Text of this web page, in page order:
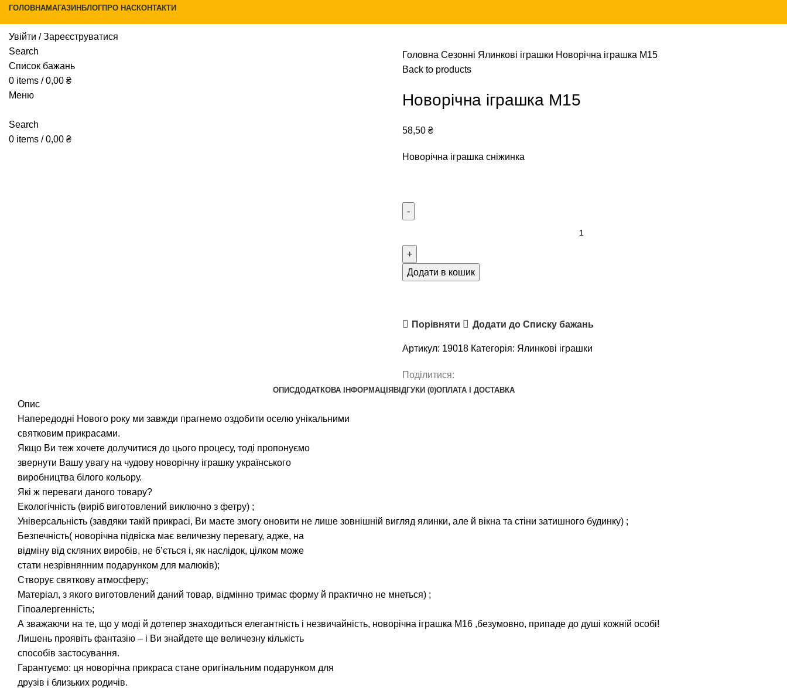
ГОЛОВНАМАГАЗИН БЛОГПРО НАСКОНТАКТИ
Увійти / Зареєструватися
Search
Список бажань
0 items / 0,00 ₴
Меню
Search
0 items / 0,00 ₴
Головна Сезонні Ялинкові іграшки Новорічна іграшка М15
Back to products
Новорічна іграшка М15
58,50 ₴
Новорічна іграшка сніжинка
Додати в кошик
Порівняти Додати до Списку бажань
Артикул: 19018 Категорія: Ялинкові іграшки
Поділитися:
ОПИСДОДАТКОВА ІНФОРМАЦІЯ ВІДГУКИ (0)ОПЛАТА І ДОСТАВКА
Опис
Напередодні Нового року ми завжди прагнемо оздобити оселю унікальними
святковим прикрасами.
Якщо Ви теж хочете долучитися до цього процесу, тоді пропонуємо
звернути Вашу увагу на чудову новорічну іграшку українського
виробництва білого кольору.
Які ж переваги даного товару?
Екологічність (виріб виготовлений виключно з фетру) ;
Універсальність (завдяки такій прикрасі, Ви маєте змогу оновити не лише зовнішній вигляд ялинки, але й вікна та стіни затишного будинку) ;
Безпечність( новорічна підвіска має величезну перевагу, адже, на
відміну від скляних виробів, не б’ється і, як наслідок, цілком може
стати незрівнянним подарунком для малюків);
Створує святкову атмосферу;
Матеріал, з якого виготовлений даний товар, відмінно тримає форму й практично не мнеться) ;
Гіпоалергенність;
А зважаючи на те, що у моді й дотепер знаходиться елегантність і незвичайність, новорічна іграшка М16 ,безумовно, припаде до душі кожній особі!
Лишень проявіть фантазію – і Ви знайдете ще величезну кількість
способів застосування.
Гарантуємо: ця новорічна прикраса стане оригінальним подарунком для
друзів і близьких родичів.